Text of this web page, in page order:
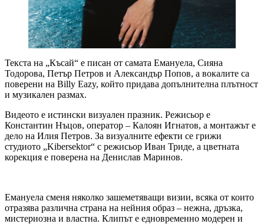
Текста на „Късай“ е писан от самата Емануела, Сияна
Тодорова, Петър Петров и Александър Попов, а вокалите са
поверени на Billy Eazy, който придава допълнителна плътност
и музикален размах.
Видеото е истински визуален празник. Режисьор е
Константин Нъцов, оператор – Калоян Игнатов, а монтажът е
дело на Илия Петров. За визуалните ефекти се грижи
студиото „Kibersektor“ с режисьор Иван Триде, а цветната
корекция е поверена на Денислав Маринов.
Емануела сменя няколко зашеметяващи визии, всяка от които
отразява различна страна на нейния образ – нежна, дръзка,
мистериозна и властна. Клипът е едновременно модерен и